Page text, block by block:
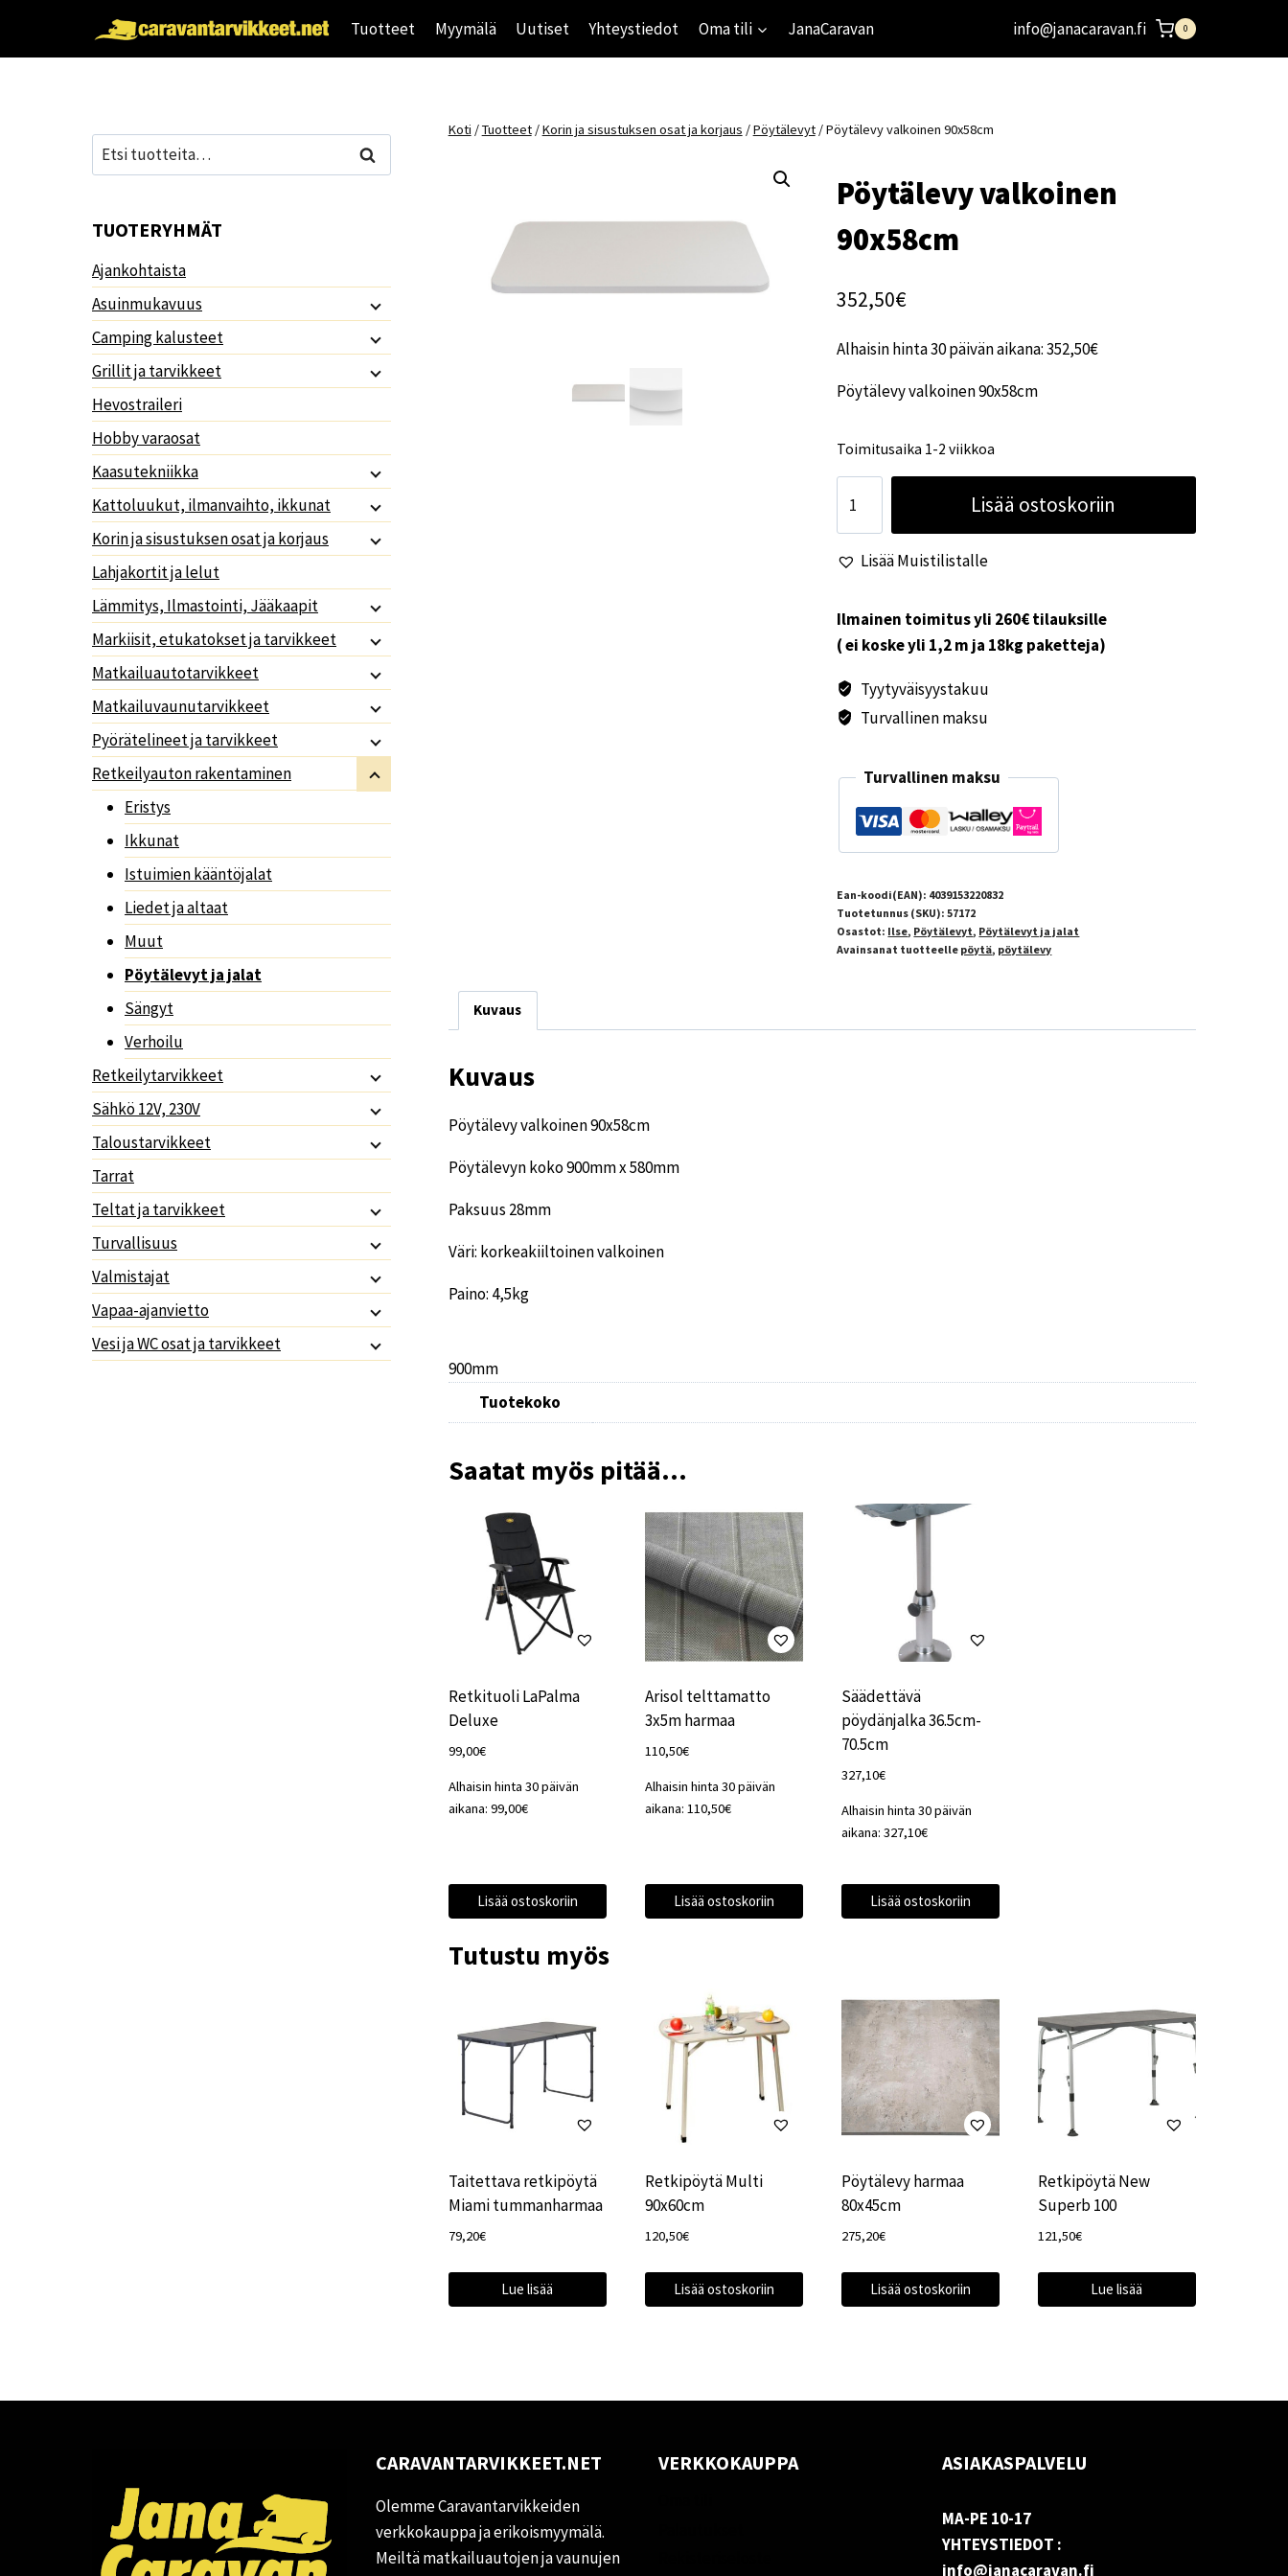
Tuotteet Myymälä Uutiset Yhteystiedot Oma tili JanaCaravan info@janacaravan.fi 0
Koti /Tuotteet /Korin ja sisustuksen osat ja korjaus /Pöytälevyt /Pöytälevy valkoinen 90x58cm
Pöytälevy valkoinen
90x58cm
352,50€
Alhaisin hinta 30 päivän aikana:352,50€
Pöytälevy valkoinen 90x58cm
Toimitusaika 1-2 viikkoa
valkoinen
90x58cm
määrä
Lisää ostoskoriin
Lisää Muistilistalle
Ilmainen toimitus yli 260€ tilauksille
( ei koske yli 1,2 m ja 18kg paketteja)
Tyytyväisyystakuu
Turvallinen maksu
Turvallinen maksu
Ean-koodi(EAN): 4039153220832
Tuotetunnus (SKU):57172
Osastot: Ilse, Pöytälevyt, Pöytälevyt ja jalat
Avainsanat tuotteelle pöytä, pöytälevy
Kuvaus
Kuvaus
Pöytälevy valkoinen 90x58cm
Pöytälevyn koko 900mm x 580mm
Paksuus 28mm
Väri: korkeakiiltoinen valkoinen
Paino: 4,5kg
900mm
Tuotekoko
Saatat myös pitää...
Retkituoli LaPalma
Deluxe
99,00€
Alhaisin hinta 30 päivän
aikana: 99,00€
Lisää ostoskoriin
Arisol telttamatto
3x5m harmaa
110,50€
Alhaisin hinta 30 päivän
aikana: 110,50€
Lisää ostoskoriin
Säädettävä
pöydänjalka 36.5cm-
70.5cm
327,10€
Alhaisin hinta 30 päivän
aikana: 327,10€
Lisää ostoskoriin
Tutustu myös
Taitettava retkipöytä
Miami tummanharmaa
79,20€
Lue lisää
Retkipöytä Multi
90x60cm
120,50€
Lisää ostoskoriin
Pöytälevy harmaa
80x45cm
275,20€
Lisää ostoskoriin
Retkipöytä New
Superb 100
121,50€
Lue lisää
Etsi: Haku
TUOTERYHMÄT
Ajankohtaista
Asuinmukavuus
Camping kalusteet
Grillit ja tarvikkeet
Hevostraileri
Hobby varaosat
Kaasutekniikka
Kattoluukut, ilmanvaihto, ikkunat
Korin ja sisustuksen osat ja korjaus
Lahjakortit ja lelut
Lämmitys, Ilmastointi, Jääkaapit
Markiisit, etukatokset ja tarvikkeet
Matkailuautotarvikkeet
Matkailuvaunutarvikkeet
Pyörätelineet ja tarvikkeet
Retkeilyauton rakentaminen
Eristys
Ikkunat
Istuimien kääntöjalat
Liedet ja altaat
Muut
Pöytälevyt ja jalat
Sängyt
Verhoilu
Retkeilytarvikkeet
Sähkö 12V, 230V
Taloustarvikkeet
Tarrat
Teltat ja tarvikkeet
Turvallisuus
Valmistajat
Vapaa-ajanvietto
Vesi ja WC osat ja tarvikkeet
CARAVANTARVIKKEET.NET
Olemme Caravantarvikkeiden
verkkokauppa ja erikoismyymälä.
Meiltä matkailuautojen ja vaunujen
VERKKOKAUPPA ASIAKASPALVELU
MA-PE 10-17
YHTEYSTIEDOT :
info@janacaravan.fi